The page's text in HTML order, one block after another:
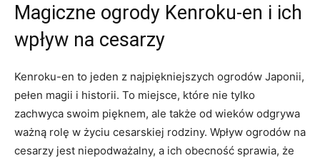
Magiczne ogrody​ Kenroku-en ⁣i ich
wpływ ⁢na cesarzy
Kenroku-en to jeden z najpiękniejszych ogrodów Japonii,
pełen magii i historii. To miejsce, które nie ⁣tylko
zachwyca swoim pięknem, ale także​ od wieków odgrywa
ważną ⁤rolę w życiu cesarskiej rodziny. Wpływ ogrodów na‌
cesarzy jest niepodważalny, a ‌ich obecność sprawia, że